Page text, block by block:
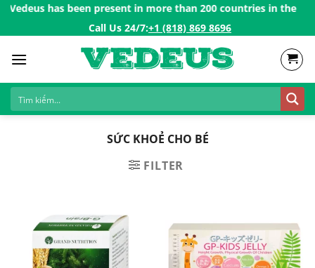
Skip
has been present in more than 200 countries in the US,
Call Us 24/7:ㅤ+1 (818) 869 8696
SỨC KHOẺ CHO BÉ
FILTER